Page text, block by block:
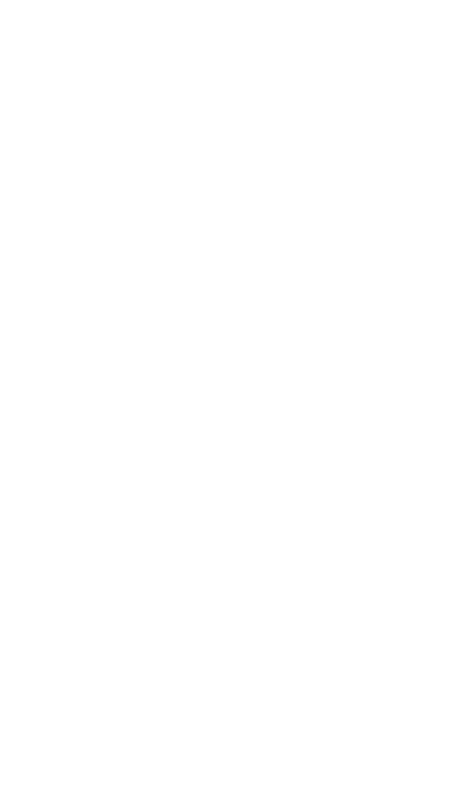
c’est pourquoi nous allons commencer
les réductions obtenues en achetant la version
l’année 2024 (cliquez ici pour la consulter